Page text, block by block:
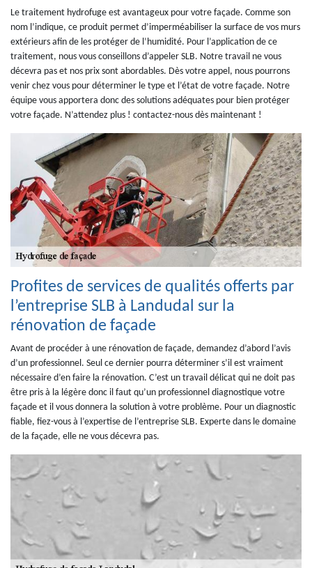
Le traitement hydrofuge est avantageux pour votre façade. Comme son
nom l’indique, ce produit permet d’imperméabiliser la surface de vos murs
extérieurs afin de les protéger de l’humidité. Pour l’application de ce
traitement, nous vous conseillons d’appeler SLB. Notre travail ne vous
décevra pas et nos prix sont abordables. Dès votre appel, nous pourrons
venir chez vous pour déterminer le type et l’état de votre façade. Notre
équipe vous apportera donc des solutions adéquates pour bien protéger
votre façade. N’attendez plus ! contactez-nous dès maintenant !
Profites de services de qualités offerts par
l’entreprise SLB à Landudal sur la
rénovation de façade
Avant de procéder à une rénovation de façade, demandez d’abord l’avis
d’un professionnel. Seul ce dernier pourra déterminer s’il est vraiment
nécessaire d’en faire la rénovation. C’est un travail délicat qui ne doit pas
être pris à la légère donc il faut qu’un professionnel diagnostique votre
façade et il vous donnera la solution à votre problème. Pour un diagnostic
fiable, fiez-vous à l’expertise de l’entreprise SLB. Experte dans le domaine
de la façade, elle ne vous décevra pas.